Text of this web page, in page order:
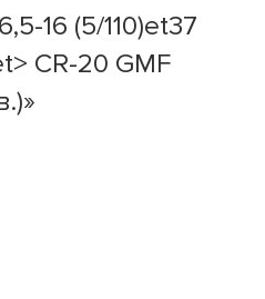
16 (5/110)et37
CR-20 GMF